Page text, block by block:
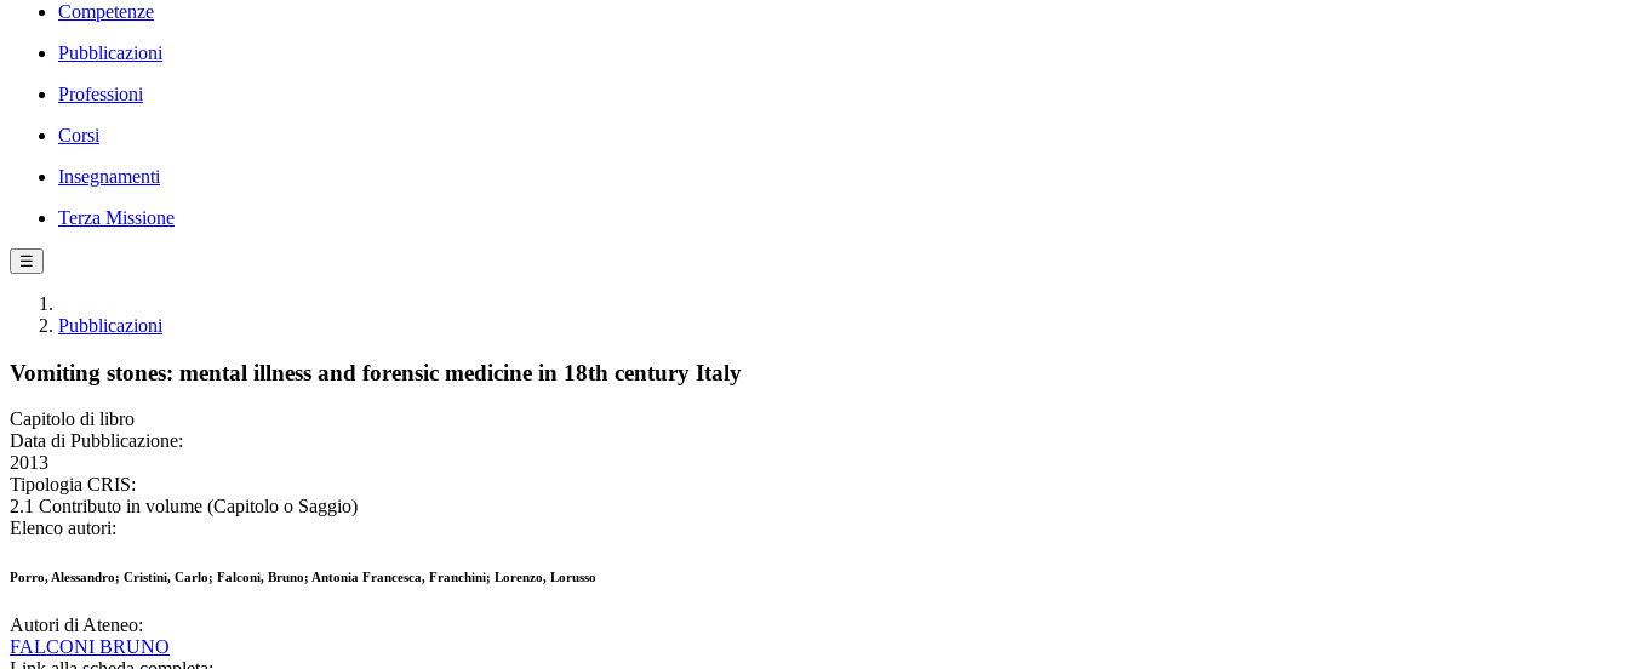
Competenze
Pubblicazioni
Professioni
Corsi
Insegnamenti
Terza Missione
☰
Pubblicazioni
Vomiting stones: mental illness and forensic medicine in 18th century Italy
Capitolo di libro
Data di Pubblicazione:
2013
Tipologia CRIS:
2.1 Contributo in volume (Capitolo o Saggio)
Elenco autori:
Porro, Alessandro; Cristini, Carlo; Falconi, Bruno; Antonia Francesca, Franchini; Lorenzo, Lorusso
Autori di Ateneo:
FALCONI BRUNO